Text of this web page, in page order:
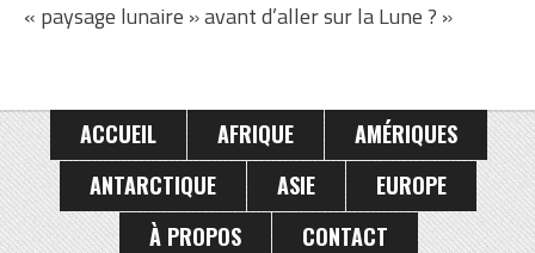
« paysage lunaire » avant d’aller sur la Lune ? »
ACCUEIL AFRIQUE
AMÉRIQUES
ANTARCTIQUE
ASIE
EUROPE
À PROPOS
CONTACT